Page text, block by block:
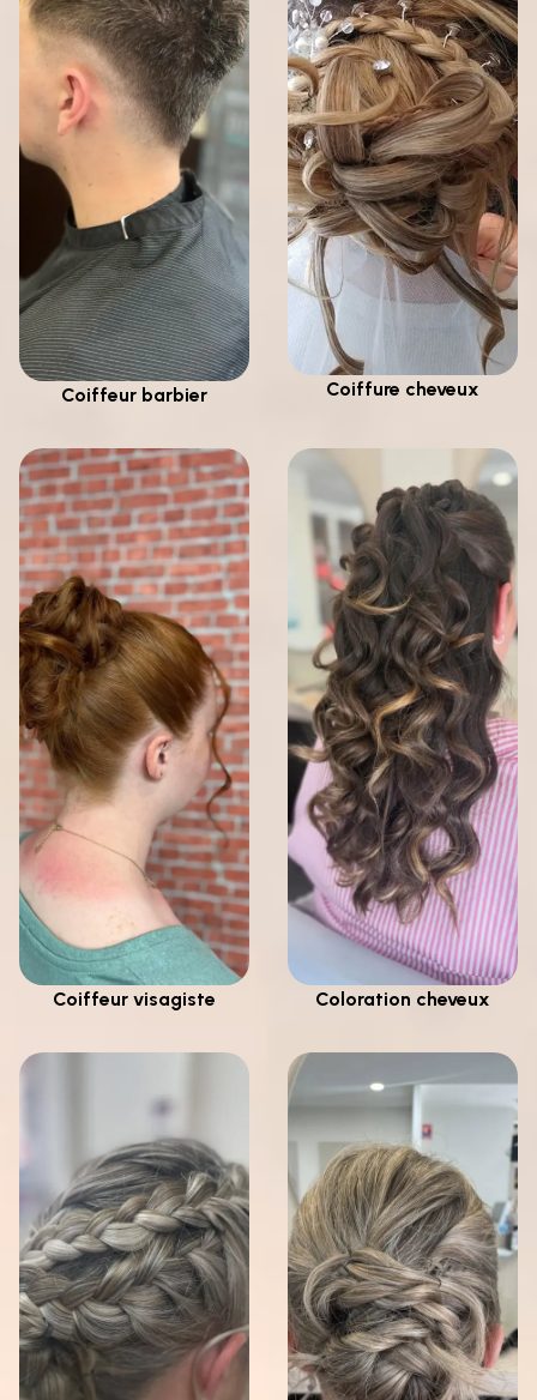
Coiffeur barbier Coiffure cheveux
Coiffeur visagiste Coloration cheveux